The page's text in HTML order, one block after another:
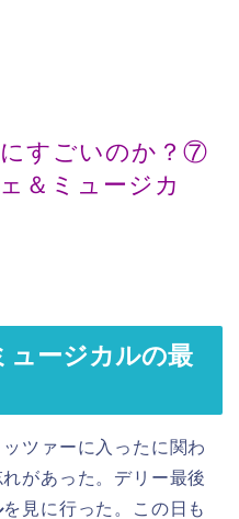
すごいのか？⑦
＆ミュージカ
ュージカルの最
ツァーに入ったに関わ
があった。デリー最後
を見に行った。この日も